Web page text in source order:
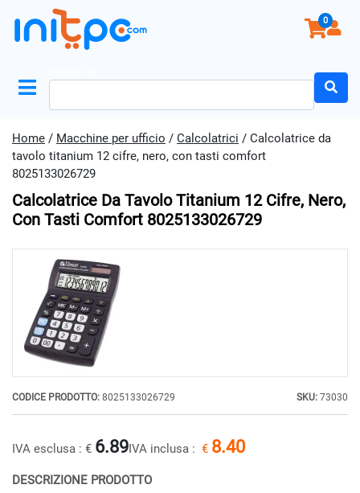
0
Home / Macchine per ufficio / Calcolatrici / Calcolatrice da
tavolo titanium 12 cifre, nero, con tasti comfort
8025133026729
Calcolatrice Da Tavolo Titanium 12 Cifre, Nero,
Con Tasti Comfort 8025133026729
CODICE PRODOTTO: 8025133026729 SKU: 73030
IVA esclusa : € 6.89IVA inclusa : € 8.40
DESCRIZIONE PRODOTTO